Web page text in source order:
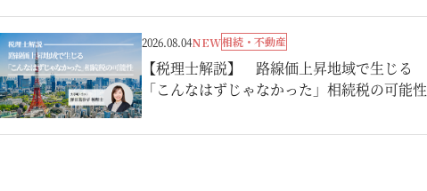
2026.08.04NEW相続・不動産
【税理士解説】 路線価上昇地域で生じる
「こんなはずじゃなかった」相続税の可能性